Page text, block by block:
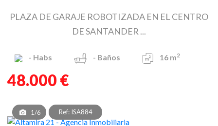
PLAZA DE GARAJE ROBOTIZADA EN EL CENTRO
DE SANTANDER ...
- Habs - Baños 16 m2
48.000 €
1/6 Ref: ISA884